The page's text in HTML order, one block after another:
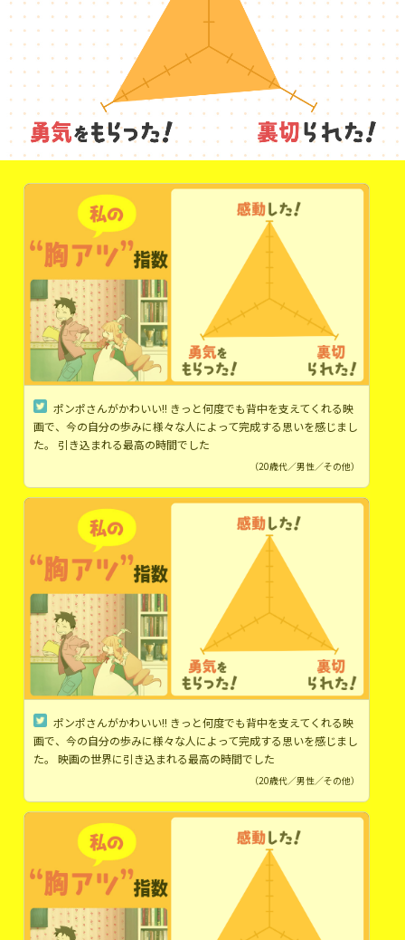
ポンポさんがかわいい!! きっと何度でも背中を支えてくれる映
画で、今の自分の歩みに様々な人によって完成する思いを感じまし
た。 引き込まれる最高の時間でした
（20歳代／男性／その他）
ポンポさんがかわいい!! きっと何度でも背中を支えてくれる映
画で、今の自分の歩みに様々な人によって完成する思いを感じまし
た。 映画の世界に引き込まれる最高の時間でした
（20歳代／男性／その他）